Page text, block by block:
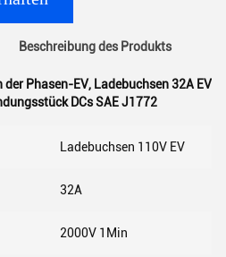
Beschreibung des Produkts
der Phasen-EV, Ladebuchsen 32A EV
DCs SAE J1772
Ladebuchsen 110V EV
32A
2000V 1Min